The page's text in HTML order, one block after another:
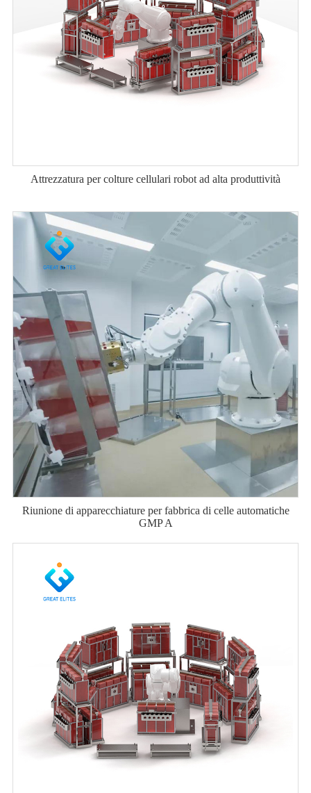
Attrezzatura per colture cellulari robot ad alta produttività
Riunione di apparecchiature per fabbrica di celle automatiche
GMP A